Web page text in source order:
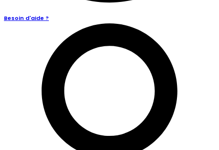
Besoin d'aide ?